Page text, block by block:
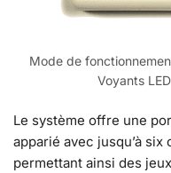
Mode de
Voyants
Le système offre une
apparié avec jusqu’à
permettant ainsi des